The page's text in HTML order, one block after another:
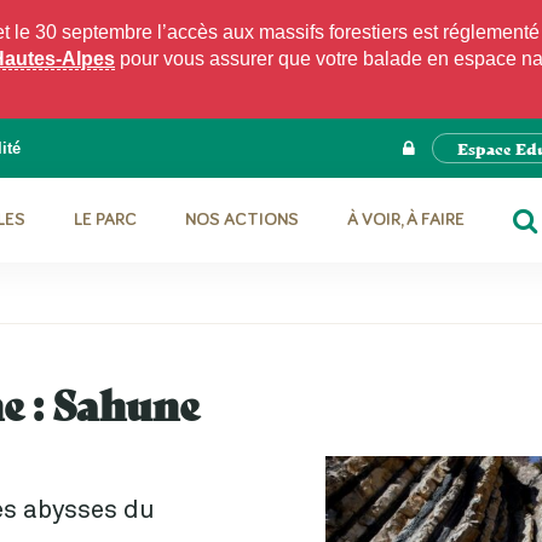
30 septembre l’accès aux massifs forestiers est
Alpes pour vous assurer que votre balade en espace
Espace
LE PARC NOS ACTIONS
À VOIR, À FAIRE
:Sahune
abysses du